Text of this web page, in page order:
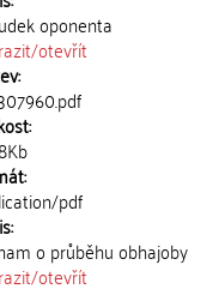
oponenta
otevřít
pdf
o průběhu obhajoby
otevřít